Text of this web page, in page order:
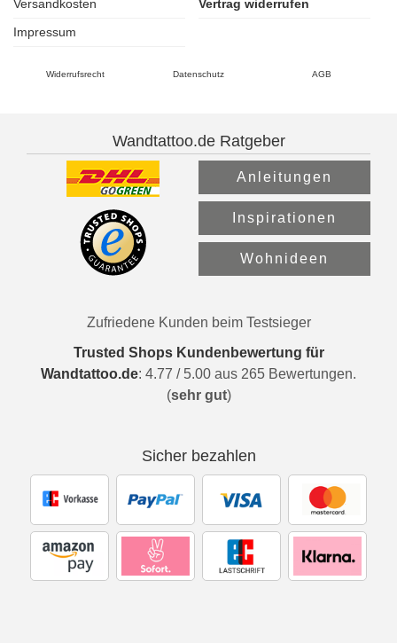
Versandkosten
Vertrag widerrufen
Impressum
Widerrufsrecht Datenschutz AGB
Wandtattoo.de Ratgeber
Anleitungen
Inspirationen
Wohnideen
Zufriedene Kunden beim Testsieger
Trusted Shops Kundenbewertung für
Wandtattoo.de: 4.77 / 5.00 aus 265 Bewertungen.
(sehr gut)
Sicher bezahlen